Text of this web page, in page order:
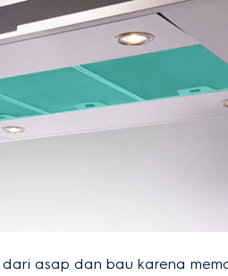
asap dan bau karena